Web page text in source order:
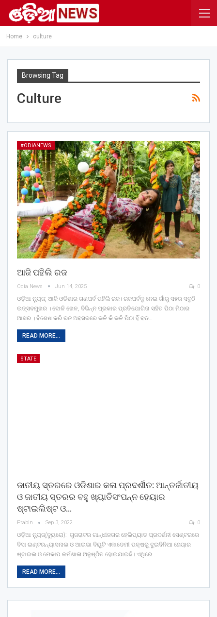
Home culture
Browsing Tag
Culture
#ODIANEWS
ଆଜି ପହିଲି ରଜ
Odia News Jun 14, 2025 0
ଓଡ଼ିଆ ନ୍ୟୁଜ୍: ଆଜି ଓଡିଶାର ଗଣପର୍ବ ପହିଲି ରଜ। ରଜପର୍ବକୁ ନେଇ ଗାଁରୁ ସହର ସବୁଠି
ଉତ୍ସବମୁଖର । ଦୋଳି ଖେଳ, ବିଭିନ୍ନ ପ୍ରକାର ପ୍ରତିଯୋଗିତା ସହିତ ପିଠା ମିଠାର
ଆସର । ବିଶେଷ କରି ରଜ ଅବସରରେ ଭଳି କି ଭଳି ପିଠା ହିଁ ବଡ…
READ MORE...
STATE
ଜାତୀୟ ସ୍ତରରେ ଓଡିଶାର କଳା ପ୍ରଦର୍ଶୀତ: ଆନ୍ତର୍ଜାତୀୟ
ଓ ଜାତୀୟ ସ୍ତରର ବହୁ ଖ୍ୟାତିସଂପନ୍ନ ହେୟାର
ଷ୍ଟାଇଲିଷ୍ଟ ଓ…
Prabin Sep 3, 2022 0
ଓଡ଼ିଆ ନ୍ୟୁଜ୍(ବ୍ୟୁରୋ): ଗୁଜରାଟର ଗାନ୍ଧୀନଗର ହେଲିପ୍ୟାଡ ପ୍ରଦର୍ଶନୀ ସେଣ୍ଟରରେ
ବିସା ଇଣ୍ଟରନ୍ୟାସନାଲ ଓ ଆଇଭା ବିୟୁଟି ଏକାଡେମୀ ପକ୍ଷରୁ ଦୁଇଦିନିଆ ହେୟାର
ଷ୍ଟାଇଲ ଓ ମେକାପ କର୍ମଶାଳା ଅନୁଷ୍ଠିତ ହୋଇଯାଇଛି। ଏଥିରେ…
READ MORE...